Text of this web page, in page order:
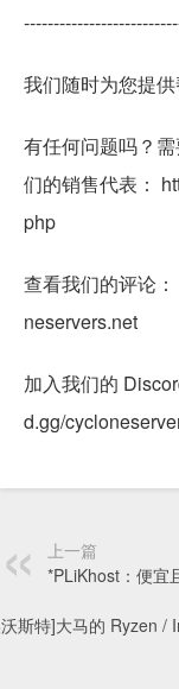
我们随时为您提供
有任何问题吗？
们的销售代表：
php
查看我们的评论
neservers.net
加入我们的
d.gg/
上一篇
*PLiKhost：便宜
斯特]大马的 Ryzen /